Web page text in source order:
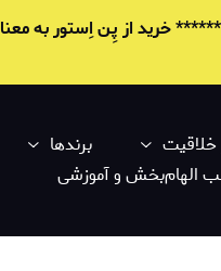
خرید از پِن اِستور به
خلاقیت برندها
الهام‌بخش و آموزشی